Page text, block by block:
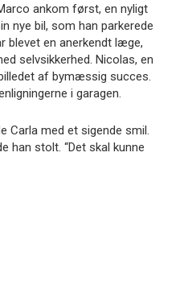
ankom først, en nyligt
nye bil, som han parkerede
blevet en anerkendt læge,
selvsikkerhed. Nicolas, en
af bymæssig succes.
i garagen.
Carla med et sigende smil.
han stolt. “Det skal kunne